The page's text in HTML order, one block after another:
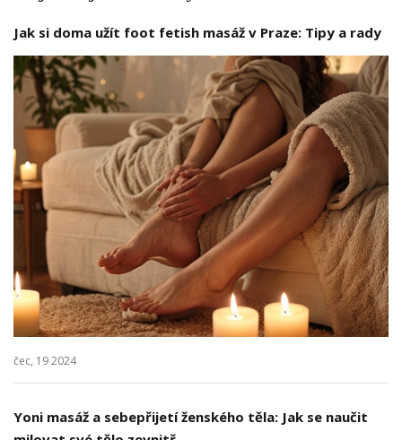
Jak si doma užít foot fetish masáž v Praze: Tipy a rady
čec, 19 2024
Yoni masáž a sebepřijetí ženského těla: Jak se naučit